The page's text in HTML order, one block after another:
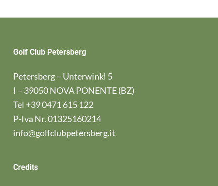
Golf Club Petersberg
Petersberg – Unterwinkl 5
I – 39050 NOVA PONENTE (BZ)
Tel +39 0471 615 122
P-Iva Nr. 01325160214
info@golfclubpetersberg.it
Credits